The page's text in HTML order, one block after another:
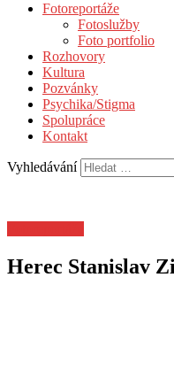
Fotoreportáže
Fotoslužby
Foto portfolio
Rozhovory
Kultura
Pozvánky
Psychika/Stigma
Spolupráce
Kontakt
Vyhledávání
Herec Stanislav